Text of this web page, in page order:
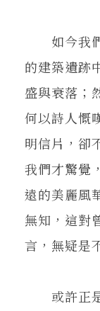
如今我們
的建築遺跡
盛與衰落；
何以詩人慨
明信片，卻
我們才驚覺
遠的美麗風
無知，這對
言，無疑是
或許正是